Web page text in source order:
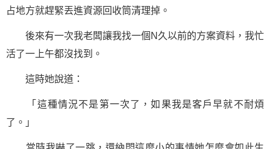
占地方就趕緊丟進資源回收筒清理掉。
後來有一次我老闆讓我找一個N久以前的方案資料，我忙
活了一上午都沒找到。
這時她說道：
「這種情況不是第一次了，如果我是客戶早就不耐煩
了。」